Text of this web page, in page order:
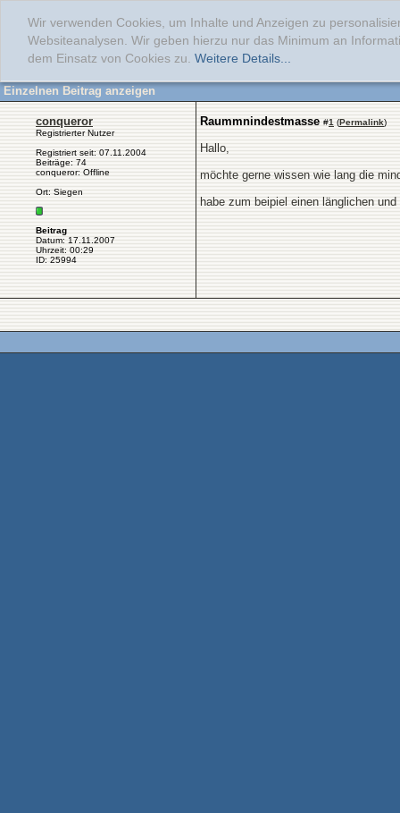
Wir verwenden Cookies, um Inhalte und Anzeigen zu
Websiteanalysen. Wir geben hierzu nur das Minimum an
dem Einsatz von Cookies zu. Weitere Details...
Einzelnen Beitrag anzeigen
conqueror
Registrierter Nutzer
Registriert seit: 07.11.2004
Beiträge: 74
conqueror: Offline
Ort: Siegen
Beitrag
Datum: 17.11.2007
Uhrzeit: 00:29
ID: 25994
Raummnindestmasse #1 (Permalink)
Hallo,
möchte gerne wissen wie lang die
habe zum beipiel einen länglichen